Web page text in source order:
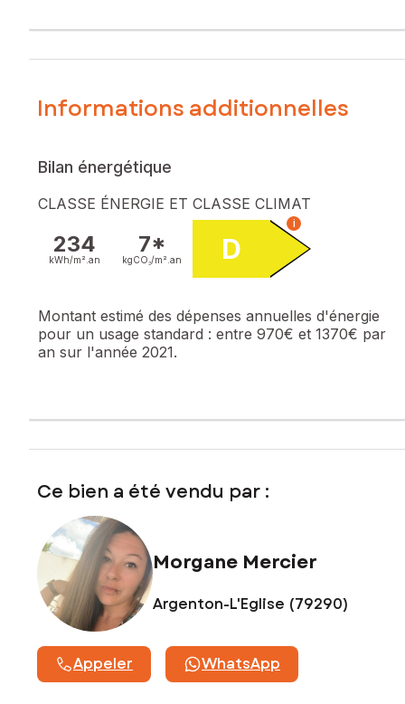
Informations additionnelles
Bilan énergétique
CLASSE ÉNERGIE ET CLASSE CLIMAT
234
kWh/m². an
7*
kgCO₂/m². an D
i
Montant estimé des dépenses annuelles d'énergie
pour un usage standard : entre 970€ et 1370€ par
an sur l'année 2021.
Ce bien a été vendu par :
Morgane Mercier
Argenton-L'Eglise (79290)
Appeler WhatsApp